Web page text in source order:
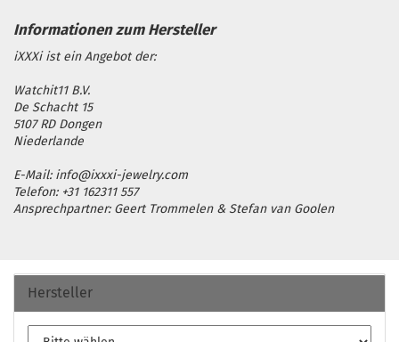
iXXXi ist ein Angebot der:
Watchit11 B.V.
De Schacht 15
5107 RD Dongen
Niederlande
E-Mail: info@ixxxi-jewelry.com
Telefon: +31 162311 557
Ansprechpartner: Geert Trommelen & Stefan van Goolen
Hersteller